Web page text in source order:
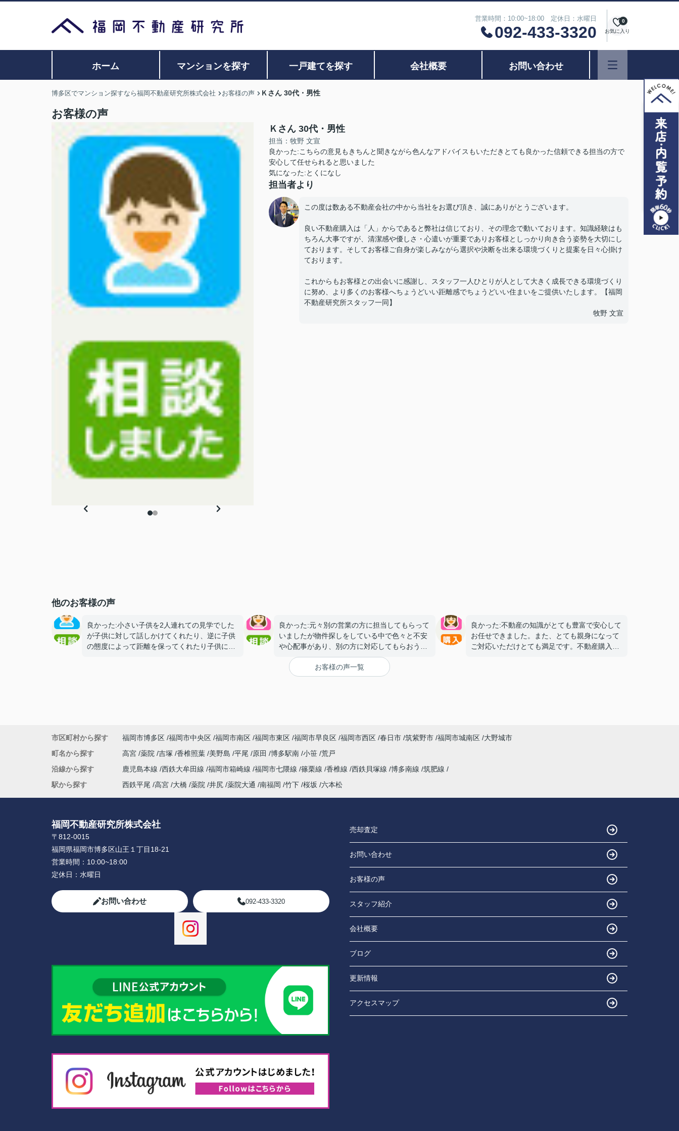
営業時間：10:00~18:00 定休日：水曜日
092-433-3320 お気に入り
0
ホーム マンションを探す 一戸建てを探す 会社概要 お問い合わせ
博多区でマンション探すなら福岡不動産研究所株式会社 お客様の声 Ｋさん 30代・男性
お客様の声
Ｋさん 30代・男性
担当：牧野 文宣
良かった:こちらの意見もきちんと聞きながら色んなアドバイスもいただきとても良かった信頼できる担当の方で
安心して任せられると思いました
気になった:とくになし
担当者より
この度は数ある不動産会社の中から当社をお選び頂き、誠にありがとうございます。
良い不動産購入は「人」からであると弊社は信じており、その理念で動いております。知識経験はも
ちろん大事ですが、清潔感や優しさ・心遣いが重要でありお客様としっかり向き合う姿勢を大切にし
ております。そしてお客様ご自身が楽しみながら選択や決断を出来る環境づくりと提案を日々心掛け
ております。
これからもお客様との出会いに感謝し、スタッフ一人ひとりが人として大きく成長できる環境づくり
に努め、より多くのお客様へちょうどいい距離感でちょうどいい住まいをご提供いたします。【福岡
不動産研究所スタッフ一同】
牧野 文宣
他のお客様の声
良かった:小さい子供を2人連れての見学でした
が子供に対して話しかけてくれたり、逆に子供
の態度によって距離を保ってくれたり子供に対
良かった:元々別の営業の方に担当してもらって
いましたが物件探しをしている中で色々と不安
や心配事があり、別の方に対応してもらおうと
ご連絡させて頂きました。知識が豊富で質問し
たらすぐに答えが返ってくるところや物件の良
いところだけでは無く悪いところも説明して頂
良かった:不動産の知識がとても豊富で安心して
お任せできました。また、とても親身になって
ご対応いただけとても満足です。不動産購入を
お客様の声一覧
市区町村から探す 福岡市博多区 福岡市中央区 福岡市南区 福岡市東区 福岡市早良区 福岡市西区 春日市 筑紫野市 福岡市城南区 大野城市
町名から探す
高宮 薬院 吉塚 香椎照葉 美野島 平尾 原田 博多駅南 小笹 荒戸
沿線から探す
鹿児島本線 西鉄大牟田線 福岡市箱崎線 福岡市七隈線 篠栗線 香椎線 西鉄貝塚線 博多南線 筑肥線
駅から探す
西鉄平尾 高宮 大橋 薬院 井尻 薬院大通 南福岡 竹下 桜坂 六本松
福岡不動産研究所株式会社
〒812-0015
福岡県福岡市博多区山王１丁目18-21
営業時間： 10:00~18:00
定休日： 水曜日
お問い合わせ 092-433-3320
売却査定
お問い合わせ
お客様の声
スタッフ紹介
会社概要
ブログ
更新情報
アクセスマップ